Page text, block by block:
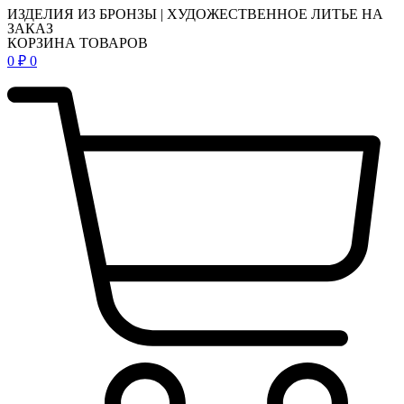
ИЗДЕЛИЯ ИЗ БРОНЗЫ | ХУДОЖЕСТВЕННОЕ ЛИТЬЕ НА
ЗАКАЗ
КОРЗИНА ТОВАРОВ
0 ₽ 0